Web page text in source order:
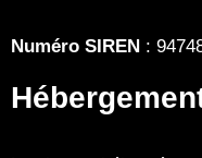
Numéro SIREN :